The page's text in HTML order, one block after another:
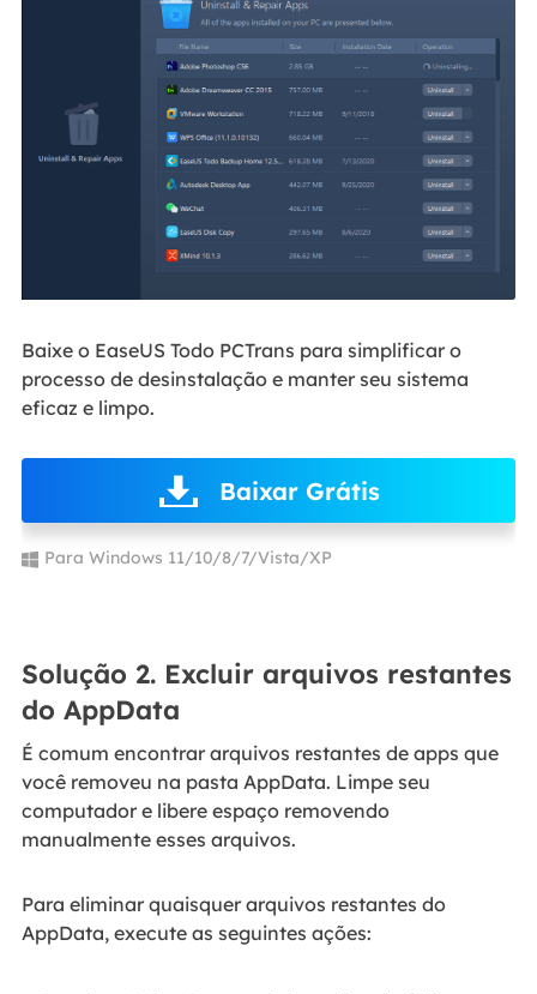
Baixe o EaseUS Todo PCTrans para simplificar o
processo de desinstalação e manter seu sistema
eficaz e limpo.
Baixar Grátis
Para Windows 11/10/8/7/Vista/XP
Solução 2. Excluir arquivos restantes
do AppData
É comum encontrar arquivos restantes de apps que
você removeu na pasta AppData. Limpe seu
computador e libere espaço removendo
manualmente esses arquivos.
Para eliminar quaisquer arquivos restantes do
AppData, execute as seguintes ações: